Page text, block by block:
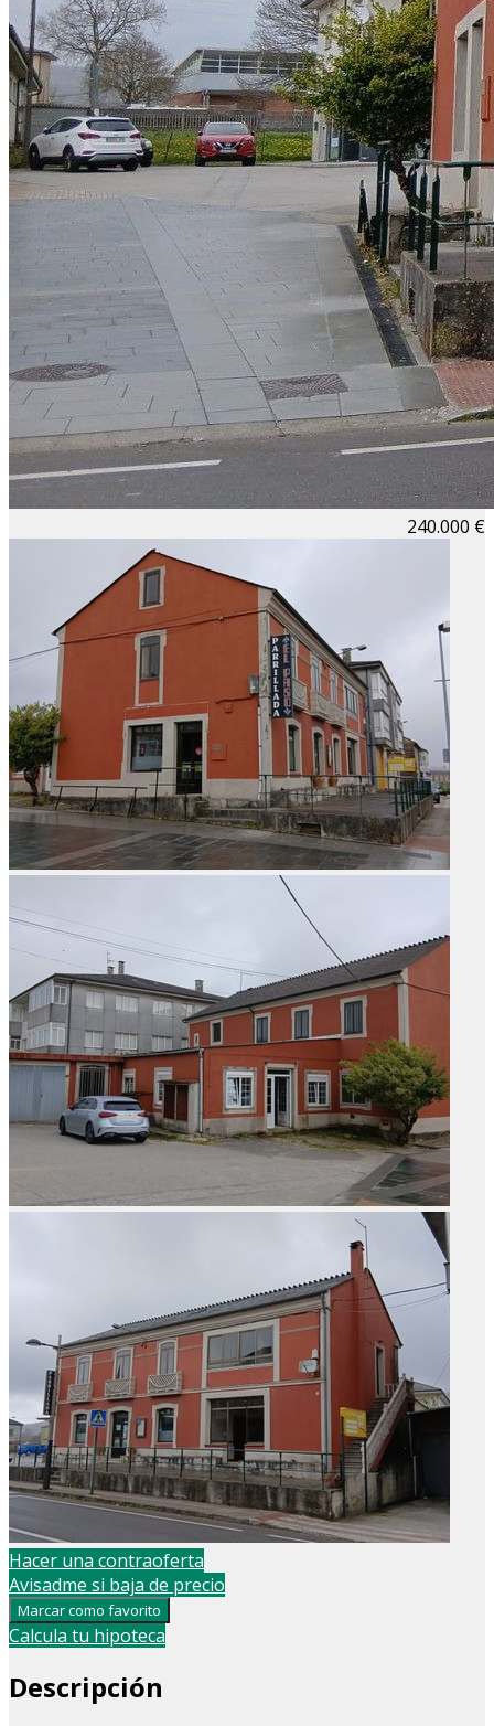
240.000 €
Hacer una contraoferta
Avisadme si baja de precio
Marcar como favorito
Calcula tu hipoteca
Descripción